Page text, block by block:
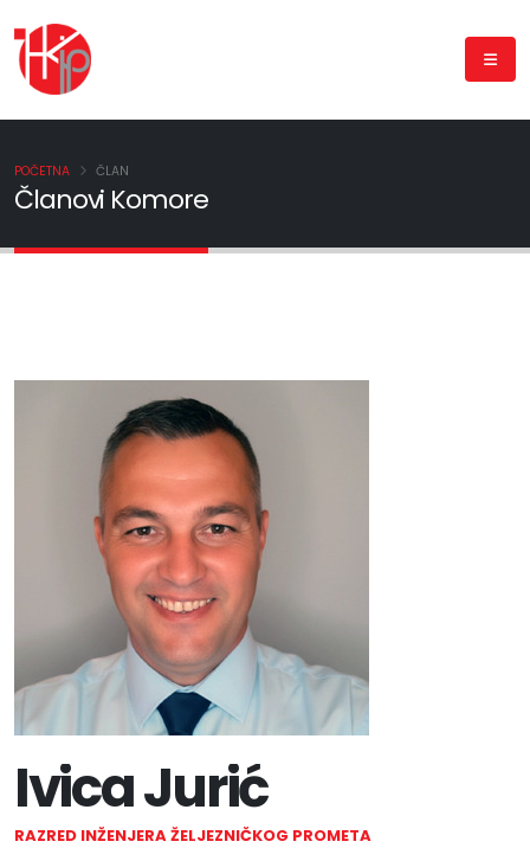
Članovi Komore
POČETNA ČLAN
Ivica Jurić
RAZRED INŽENJERA ŽELJEZNIČKOG PROMETA